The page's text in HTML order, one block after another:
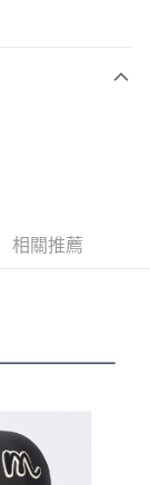
，確認付款後即完
期系統評分，恕無
。 讓您購物簡單
相關推薦